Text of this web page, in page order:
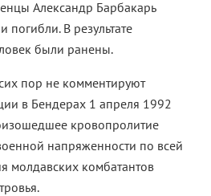
Александр Барбакарь
погибли. В результате
были ранены.
пор не комментируют
в Бендерах 1 апреля 1992
кровопролитие
напряженности по всей
молдавских комбатантов